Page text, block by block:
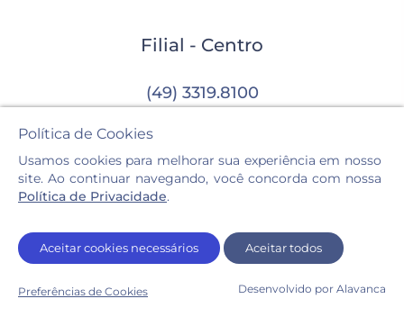
Filial - Centro
(49) 3319.8100
Av. Getúlio Vargas, 1210-N, Sala 05 e 06
Centro, Chapecó - SC
CRECI/SC 3399-J
Sábados: 8h às 12h
Política de Cookies
Usamos cookies para melhorar sua experiência em nosso
site. Ao continuar navegando, você concorda com nossa
Política de Privacidade.
Aceitar cookies necessários Aceitar todos
Preferências de Cookies Desenvolvido por Alavanca